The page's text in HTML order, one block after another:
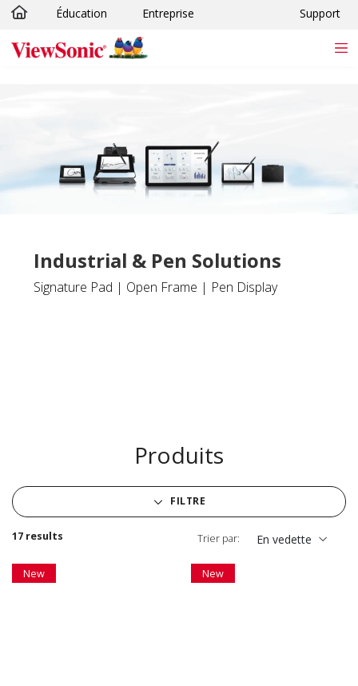
Passer au contenu principal
Éducation Entreprise Support
Industrial & Pen Solutions
Signature Pad | Open Frame | Pen Display
Produits
FILTRE
17 results Trier par: En vedette
New New